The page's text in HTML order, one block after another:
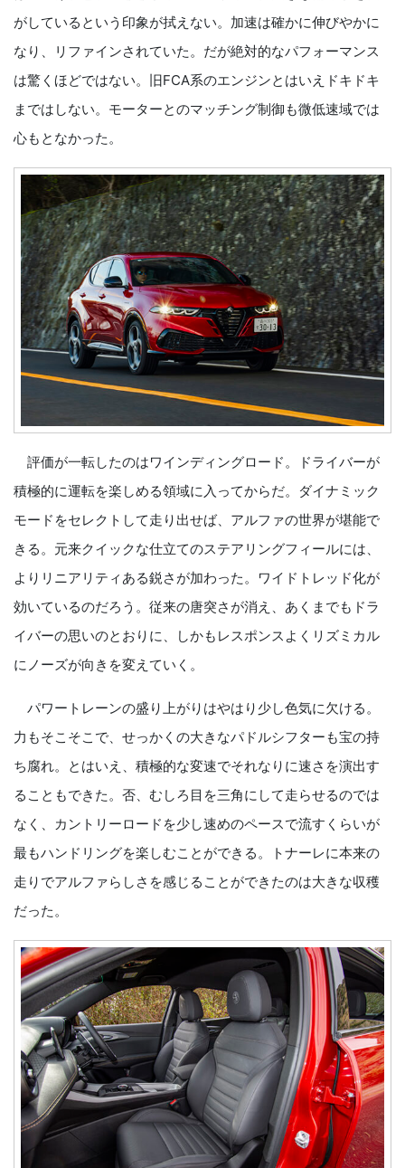
がしているという印象が拭えない。加速は確かに伸びやかに
なり、リファインされていた。だが絶対的なパフォーマンス
は驚くほどではない。旧FCA系のエンジンとはいえドキドキ
まではしない。モーターとのマッチング制御も微低速域では
心もとなかった。
評価が一転したのはワインディングロード。ドライバーが
積極的に運転を楽しめる領域に入ってからだ。ダイナミック
モードをセレクトして走り出せば、アルファの世界が堪能で
きる。元来クイックな仕立てのステアリングフィールには、
よりリニアリティある鋭さが加わった。ワイドトレッド化が
効いているのだろう。従来の唐突さが消え、あくまでもドラ
イバーの思いのとおりに、しかもレスポンスよくリズミカル
にノーズが向きを変えていく。
パワートレーンの盛り上がりはやはり少し色気に欠ける。
力もそこそこで、せっかくの大きなパドルシフターも宝の持
ち腐れ。とはいえ、積極的な変速でそれなりに速さを演出す
ることもできた。否、むしろ目を三角にして走らせるのでは
なく、カントリーロードを少し速めのペースで流すくらいが
最もハンドリングを楽しむことができる。トナーレに本来の
走りでアルファらしさを感じることができたのは大きな収穫
だった。